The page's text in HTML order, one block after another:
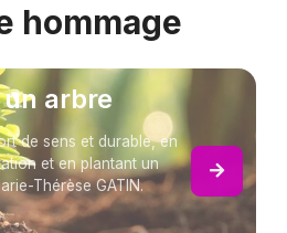
hommage
arbre
de sens et durable, en
et en plantant un
Thérèse GATIN.